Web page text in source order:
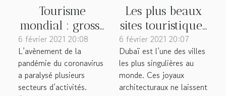
Tourisme
mondial : grosse
perte
économique
causée par la
pandémie
6 février 2021 20:08
L’avènement de la
pandémie du coronavirus
a paralysé plusieurs
secteurs d’activités.
Les plus beaux
sites touristiques
à voir à Dubaï
en 2021
6 février 2021 20:07
Dubaï est l’une des villes
les plus singulières au
monde. Ces joyaux
architecturaux ne laissent